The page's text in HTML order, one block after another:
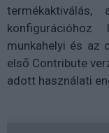
munkahelyi és az
első Contribute
adott használati